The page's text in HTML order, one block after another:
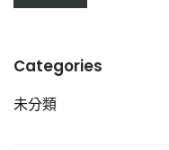
Categories
未分類